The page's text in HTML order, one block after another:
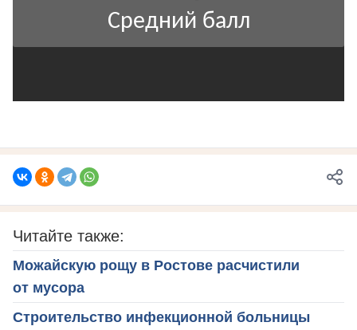
Читайте также:
Можайскую рощу в Ростове расчистили
от мусора
Строительство инфекционной больницы